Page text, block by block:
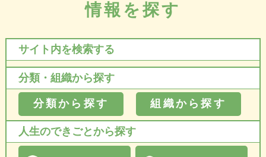
情報を探す
サイト内を検索する
分類・組織から探す
分類から探す 組織から探す
人生のできごとから探す